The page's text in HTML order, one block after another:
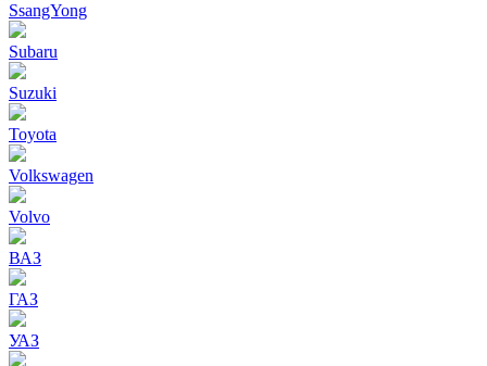
SsangYong
Subaru
Suzuki
Toyota
Volkswagen
Volvo
ВАЗ
ГАЗ
УАЗ